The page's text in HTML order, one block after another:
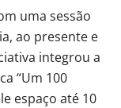
uma sessão
ao presente e
integrou a
“Um 100
espaço até 10